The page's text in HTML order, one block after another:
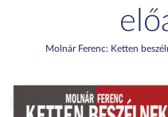
Molnár Ferenc: Ketten